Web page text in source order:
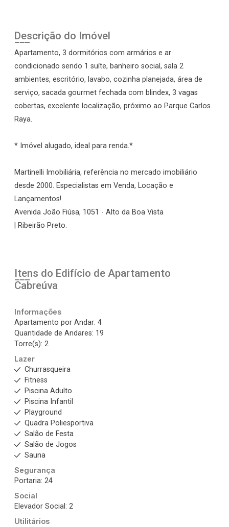
Descrição do Imóvel
Apartamento, 3 dormitórios com armários e ar
condicionado sendo 1 suíte, banheiro social, sala 2
ambientes, escritório, lavabo, cozinha planejada, área de
serviço, sacada gourmet fechada com blindex, 3 vagas
cobertas, excelente localização, próximo ao Parque Carlos
Raya.
* Imóvel alugado, ideal para renda.*
Martinelli Imobiliária, referência no mercado imobiliário
desde 2000. Especialistas em Venda, Locação e
Lançamentos!
Avenida João Fiúsa, 1051 - Alto da Boa Vista
| Ribeirão Preto.
Itens do Edifício de Apartamento
Cabreúva
Informações
Apartamento por Andar: 4
Quantidade de Andares: 19
Torre(s): 2
Lazer
Churrasqueira
Fitness
Piscina Adulto
Piscina Infantil
Playground
Quadra Poliesportiva
Salão de Festa
Salão de Jogos
Sauna
Segurança
Portaria: 24
Social
Elevador Social: 2
Utilitários